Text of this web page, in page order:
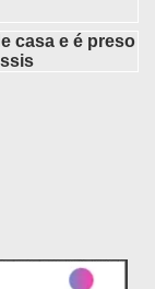
casa e é preso